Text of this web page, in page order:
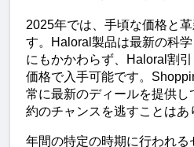
2025年では、手頃な価格と
す。Haloral製品は最新の科
にもかかわらず、Haloral割
価格で入手可能です。
常に最新のディールを提供し
約のチャンスを逃すことはあ
年間の特定の時期に行われる